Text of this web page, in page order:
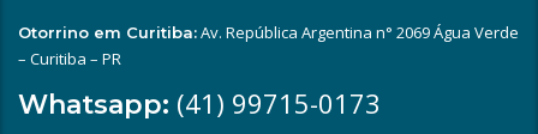
Otorrino em Curitiba:Av. República Argentina n° 2069 Água Verde
– Curitiba – PR
Whatsapp: (41) 99715-0173